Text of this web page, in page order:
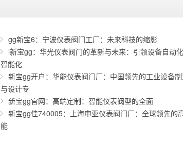
gg新宝6：宁波仪表阀门工厂：未来科技的缩影
l新宝gg：华光仪表阀门的革新与未来：引领设备自动
智能化
新宝gg开户：华能仪表阀门厂：中国领先的工业设备
与设计专
新宝gg官网：高端定制：智能仪表阀型的全面
新宝gg佳740005：上海申亚仪表阀门厂：全球领先的
能